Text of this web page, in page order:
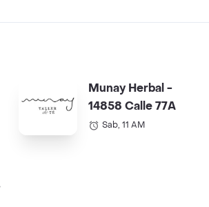
Munay Herbal -
14858 Calle 77A
Sab, 11 AM